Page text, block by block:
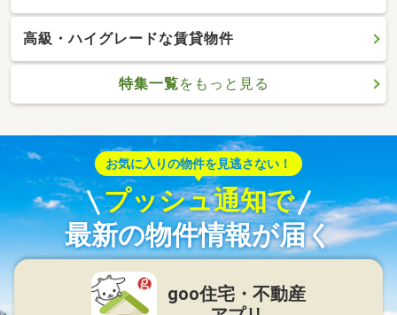
高級・ハイグレードな賃貸物件
特集一覧をもっと見る
お気に入りの物件を見逃さない！
プッシュ通知で
最新の物件情報が届く
goo住宅・不動産